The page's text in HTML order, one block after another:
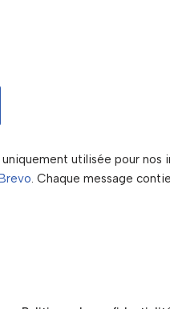
utilisée pour nos
. Chaque message